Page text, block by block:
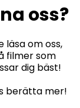
oss?
läsa om oss,
filmer som
dig bäst!
berätta mer!